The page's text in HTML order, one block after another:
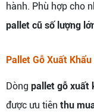
hành. Phù hợp cho
pallet cũ số lượng
Pallet Gỗ Xuất Khẩu
Dòng pallet gỗ xuất
được ưu tiên thu